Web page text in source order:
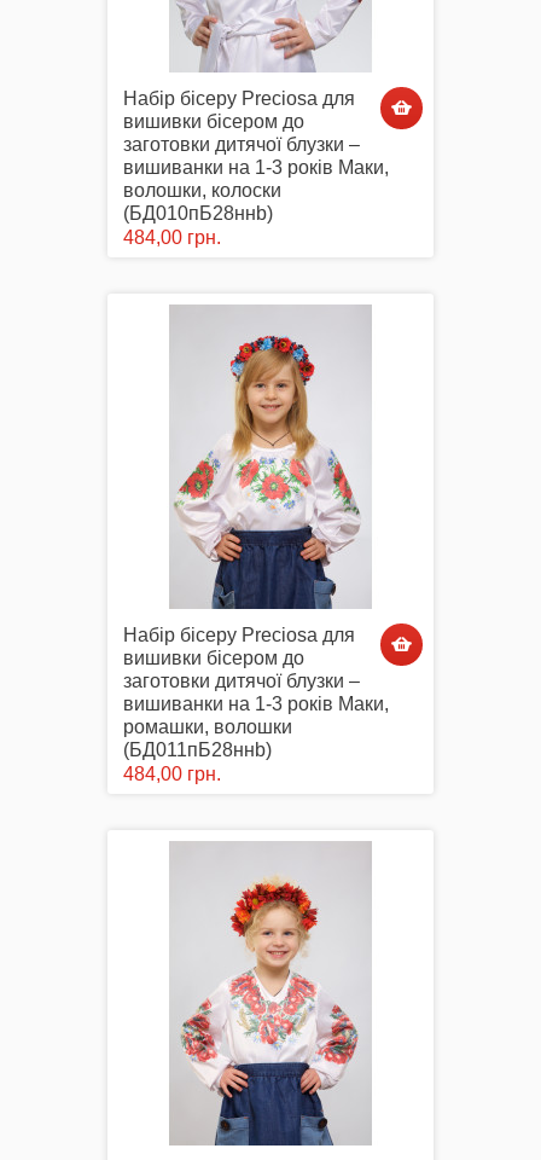
Набір бісеру Preciosa для
вишивки бісером до
заготовки дитячої блузки –
вишиванки на 1-3 років Маки,
волошки, колоски
(БД010пБ28ннb)
484,00 грн.
Набір бісеру Preciosa для
вишивки бісером до
заготовки дитячої блузки –
вишиванки на 1-3 років Маки,
ромашки, волошки
(БД011пБ28ннb)
484,00 грн.